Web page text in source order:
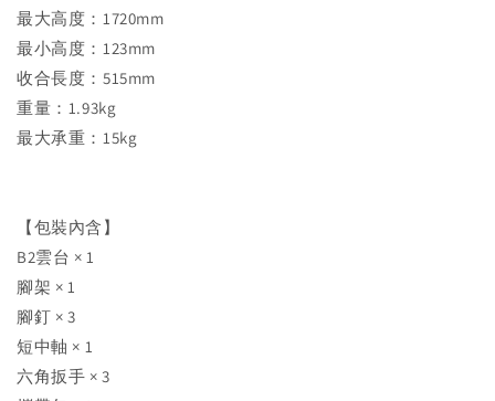
最大高度：1720mm
最小高度：123mm
收合長度：515mm
重量：1.93kg
最大承重：15kg
【包裝內含】
B2雲台 × 1
腳架 × 1
腳釘 × 3
短中軸 × 1
六角扳手 × 3